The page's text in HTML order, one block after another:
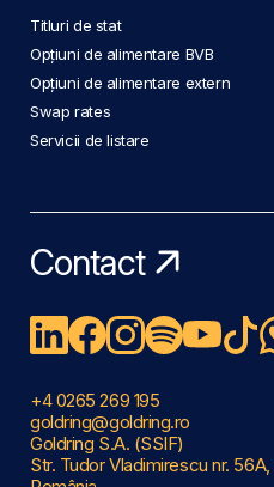
Titluri de stat
Opțiuni de alimentare BVB
Opțiuni de alimentare extern
Swap rates
Servicii de listare
Contact
+4 0265 269 195
goldring@goldring.ro
Goldring S.A. (SSIF)
Str. Tudor Vladimirescu nr.